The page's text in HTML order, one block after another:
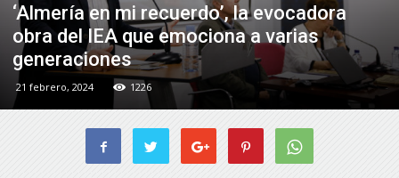
‘Almería en mi recuerdo’, la evocadora
obra del IEA que emociona a varias
generaciones
21 febrero, 2024 1226